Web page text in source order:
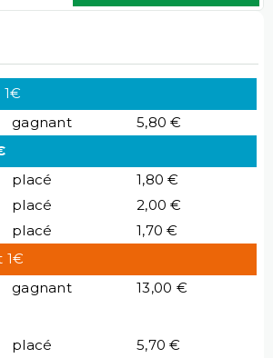
gagnant
5,80 €
placé
1,80 €
placé
2,00 €
placé
1,70 €
1€
gagnant
13,00 €
placé 5,70 €